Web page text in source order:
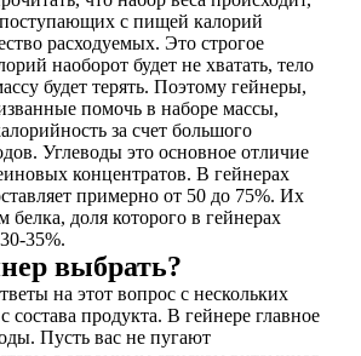
поступающих с пищей калорий
расходуемых. Это строгое
наоборот будет не хватать, тело
будет терять. Поэтому гейнеры,
помочь в наборе массы,
за счет большого
Углеводы это основное отличие
концентратов. В гейнерах
примерно от 50 до 75%. Их
белка, доля которого в гейнерах
35%.
выбрать?
на этот вопрос с нескольких
продукта. В гейнере главное
Пусть вас не пугают